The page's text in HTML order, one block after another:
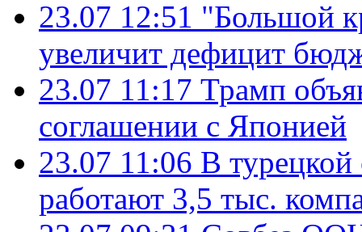
23.07 12:51 "Большой
увеличит дефицит
23.07 11:17 Трамп
соглашении с Японией
23.07 11:06 В
работают 3,5 тыс.